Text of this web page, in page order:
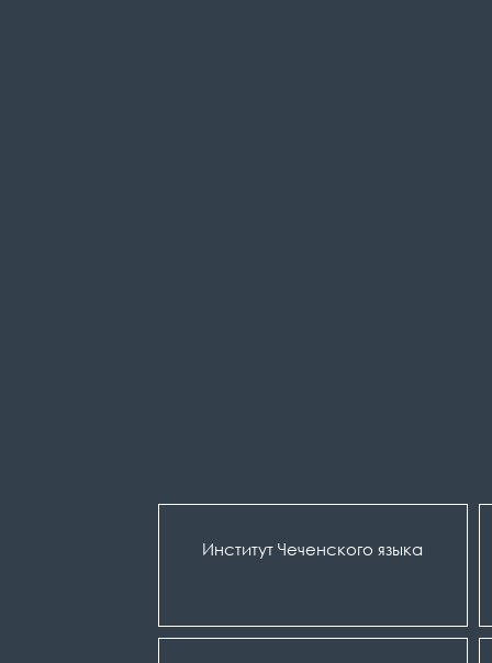
Институт Чеченского языка